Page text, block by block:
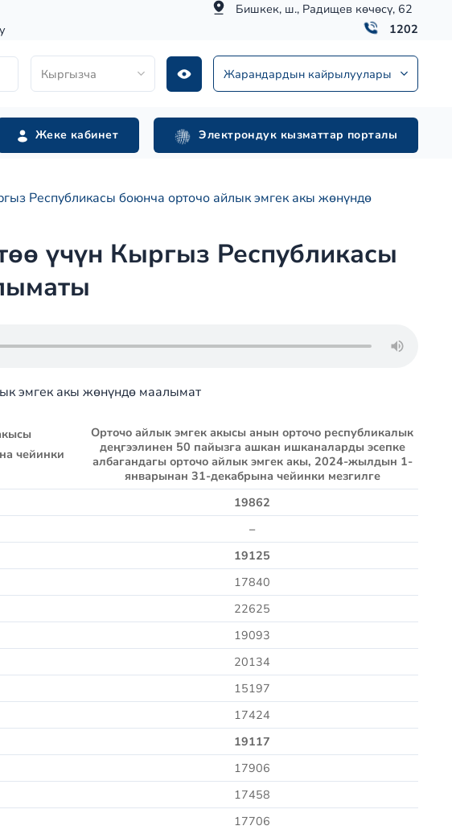
Бишкек, ш., Радищев көчөсү, 62
1202
Кыргызча Жарандардын кайрылуулары
Жеке кабинет Электрондук кызматтар порталы
Республикасы боюнча орточо айлык эмгек акы жөнүндө
үчүн Кыргыз Республикасы
эмгек акы жөнүндө маалымат
чейинки
Орточо айлык эмгек акысы анын орточо республикалык
деңгээлинен 50 пайызга ашкан ишканаларды эсепке
албагандагы орточо айлык эмгек акы, 2024-жылдын 1-
январынан 31-декабрына чейинки мезгилге
19862
–
19125
17840
22625
19093
20134
15197
17424
19117
17906
17458
17706